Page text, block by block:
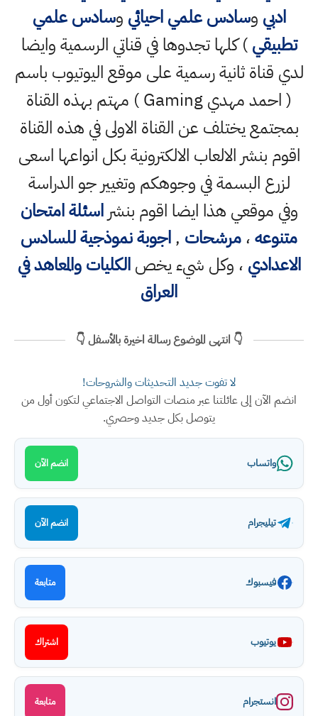
ادبي وسادس علمي احيائي وسادس علمي
تطبيقي) كلها تجدوها في قناتي الرسمية وايضا
لدي قناة ثانية رسمية على موقع اليوتيوب باسم
( احمد مهدي Gaming ) مهتم بهذه القناة
بمجتمع يختلف عن القناة الاولى في هذه القناة
اقوم بنشر الالعاب الالكترونية بكل انواعها اسعى
لزرع البسمة في وجوهكم وتغيير جو الدراسة
وفي موقعي هذا ايضا اقوم بنشراسئلة امتحان
متنوعه،مرشحات ,اجوبة نموذجية للسادس
الاعدادي ، وكل شيء يخصالكليات والمعاهد في
العراق
👇 انتهى الموضوع رسالة اخيرة بالأسفل 👇
لا تفوت جديد التحديثات والشروحات!
انضم الآن إلى عائلتنا عبر منصات التواصل الاجتماعي لتكون أول من
يتوصل بكل جديد وحصري.
واتساب انضم الآن
تيليجرام انضم الآن
فيسبوك متابعة
يوتيوب اشتراك
انستجرام متابعة